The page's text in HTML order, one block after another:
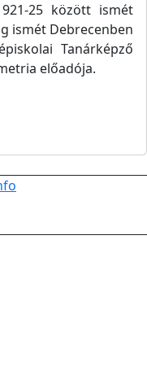
25 között ismét
ismét Debrecenben
Tanárképző
előadója.